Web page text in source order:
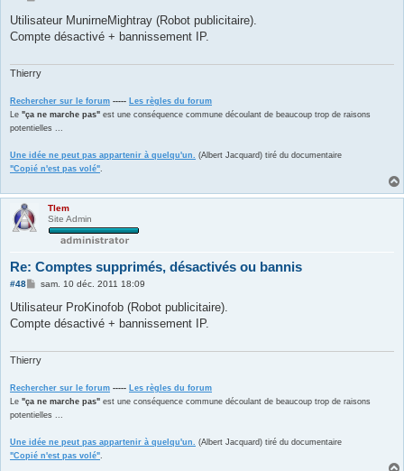
s
a
Utilisateur MunirneMightray (Robot publicitaire).
Compte désactivé + bannissement IP.
Thierry
Rechercher sur le forum -----
Les règles du forum
Le "ça ne marche pas" est une conséquence commune découlant de beaucoup trop de raisons
potentielles ...
Une idée ne peut pas appartenir à quelqu'un.
(Albert Jacquard) tiré du documentaire
"Copié n'est pas volé"
Tlem
Site Admin
Re: Comptes supprimés, désactivés ou bannis
#48
M
s
a
sam. 10 déc. 2011 18:09
Utilisateur ProKinofob (Robot publicitaire).
Compte désactivé + bannissement IP.
Thierry
Rechercher sur le forum ----- Les règles du forum
Le "ça ne marche pas" est une conséquence commune découlant de beaucoup trop de raisons
potentielles ...
Une idée ne peut pas appartenir à quelqu'un. (Albert Jacquard) tiré du documentaire
"Copié n'est pas volé".